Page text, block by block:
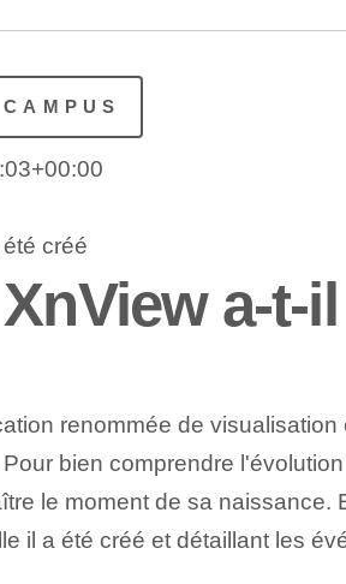
a-t-
renommée de
bien comprendre
le moment de sa naissance.
il a été créé et détaillant les